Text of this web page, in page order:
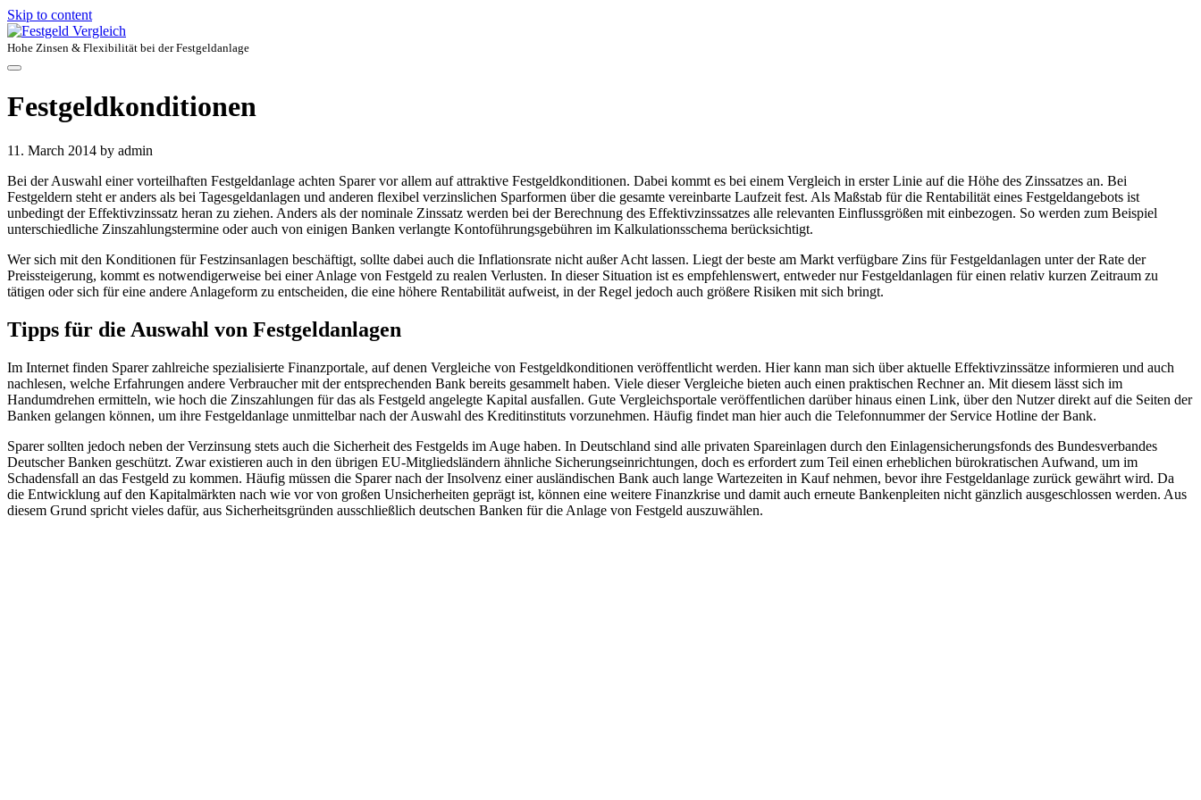
Skip to content
Hohe Zinsen & Flexibilität bei der Festgeldanlage
Festgeldkonditionen
11. March 2014 by admin
Bei der Auswahl einer vorteilhaften Festgeldanlage achten Sparer vor allem auf attraktive Festgeldkonditionen. Dabei kommt es bei einem Vergleich in erster Linie auf die Höhe des Zinssatzes an. Bei
Festgeldern steht er anders als bei Tagesgeldanlagen und anderen flexibel verzinslichen Sparformen über die gesamte vereinbarte Laufzeit fest. Als Maßstab für die Rentabilität eines Festgeldangebots ist
unbedingt der Effektivzinssatz heran zu ziehen. Anders als der nominale Zinssatz werden bei der Berechnung des Effektivzinssatzes alle relevanten Einflussgrößen mit einbezogen. So werden zum Beispiel
unterschiedliche Zinszahlungstermine oder auch von einigen Banken verlangte Kontoführungsgebühren im Kalkulationsschema berücksichtigt.
Wer sich mit den Konditionen für Festzinsanlagen beschäftigt, sollte dabei auch die Inflationsrate nicht außer Acht lassen. Liegt der beste am Markt verfügbare Zins für Festgeldanlagen unter der Rate der
Preissteigerung, kommt es notwendigerweise bei einer Anlage von Festgeld zu realen Verlusten. In dieser Situation ist es empfehlenswert, entweder nur Festgeldanlagen für einen relativ kurzen Zeitraum zu
tätigen oder sich für eine andere Anlageform zu entscheiden, die eine höhere Rentabilität aufweist, in der Regel jedoch auch größere Risiken mit sich bringt.
Tipps für die Auswahl von Festgeldanlagen
Im Internet finden Sparer zahlreiche spezialisierte Finanzportale, auf denen Vergleiche von Festgeldkonditionen veröffentlicht werden. Hier kann man sich über aktuelle Effektivzinssätze informieren und auch
nachlesen, welche Erfahrungen andere Verbraucher mit der entsprechenden Bank bereits gesammelt haben. Viele dieser Vergleiche bieten auch einen praktischen Rechner an. Mit diesem lässt sich im
Handumdrehen ermitteln, wie hoch die Zinszahlungen für das als Festgeld angelegte Kapital ausfallen. Gute Vergleichsportale veröffentlichen darüber hinaus einen Link, über den Nutzer direkt auf die Seiten der
Banken gelangen können, um ihre Festgeldanlage unmittelbar nach der Auswahl des Kreditinstituts vorzunehmen. Häufig findet man hier auch die Telefonnummer der Service Hotline der Bank.
Sparer sollten jedoch neben der Verzinsung stets auch die Sicherheit des Festgelds im Auge haben. In Deutschland sind alle privaten Spareinlagen durch den Einlagensicherungsfonds des Bundesverbandes
Deutscher Banken geschützt. Zwar existieren auch in den übrigen EU-Mitgliedsländern ähnliche Sicherungseinrichtungen, doch es erfordert zum Teil einen erheblichen bürokratischen Aufwand, um im
Schadensfall an das Festgeld zu kommen. Häufig müssen die Sparer nach der Insolvenz einer ausländischen Bank auch lange Wartezeiten in Kauf nehmen, bevor ihre Festgeldanlage zurück gewährt wird. Da
die Entwicklung auf den Kapitalmärkten nach wie vor von großen Unsicherheiten geprägt ist, können eine weitere Finanzkrise und damit auch erneute Bankenpleiten nicht gänzlich ausgeschlossen werden. Aus
diesem Grund spricht vieles dafür, aus Sicherheitsgründen ausschließlich deutschen Banken für die Anlage von Festgeld auszuwählen.